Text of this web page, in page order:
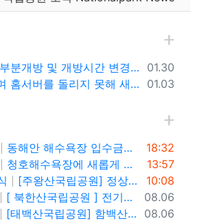
등록일
01.30
설악산 탐방로 부분개방 및 개방시간 변경 안내(1.26.(금), 04:00 기준)
등록일
01.03
인터넷을 바꾸며 홈서버를 돌리지 못해 새로 시작합니다.
등록일
18:32
동해안 해수욕장 입수금지 안내
등록일
13:57
청호해수욕장에 새롭게 등장한 아름다운 조형물! ✨
등록일
10:08
[주왕산국립공원] 정상 주봉 코스와 용추협곡 트래킹
등록일
08.06
[ 북한산국립공원 ] 전기차,수소차 등 무공해차량만 이용할 수 있는100% 친환경 야영장 - 북한산 사기막야영장
등록일
08.06
[태백산국립공원] 함백산, 운무가 가득한 싱그러운 풍경 속을 걷다